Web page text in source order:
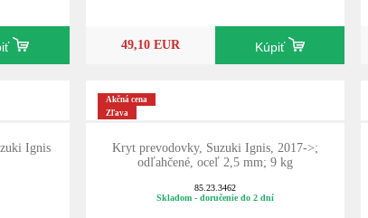
49,10 EUR Kúpiť
Ignis
Akčná cena
Zľava
Kryt prevodovky, Suzuki Ignis, 2017->;
odľahčené, oceľ 2,5 mm; 9 kg
85.23.3462
Skladom - doručenie do 2 dní